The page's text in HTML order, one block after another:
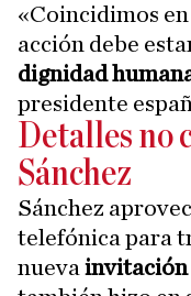
«Coincidimos
acción debe
dignidad
presidente
Detalles no
Sánchez
Sánchez
telefónica para
nueva invitación